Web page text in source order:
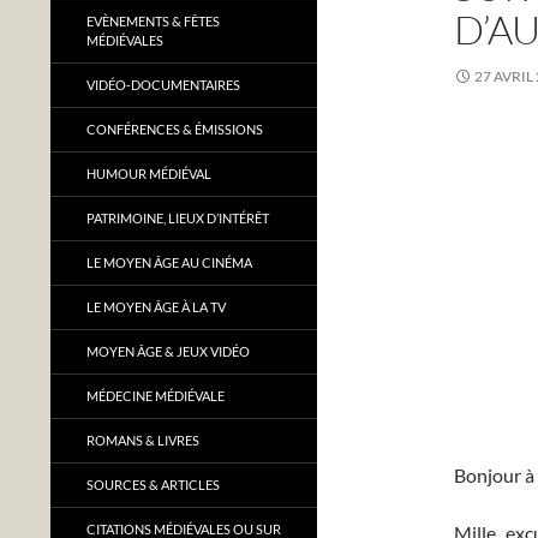
27 AVRIL
Bonjour
Mille
EVÈNEMENTS & FÊTES
MÉDIÉVALES
VIDÉO-DOCUMENTAIRES
CONFÉRENCES & ÉMISSIONS
HUMOUR MÉDIÉVAL
PATRIMOINE, LIEUX D’INTÉRÊT
LE MOYEN ÂGE AU CINÉMA
LE MOYEN ÂGE À LA TV
MOYEN ÂGE & JEUX VIDÉO
MÉDECINE MÉDIÉVALE
ROMANS & LIVRES
SOURCES & ARTICLES
CITATIONS MÉDIÉVALES OU SUR